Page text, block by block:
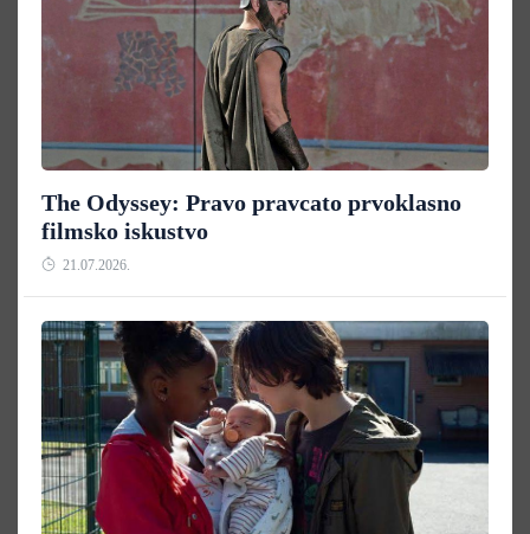
The Odyssey: Pravo pravcato prvoklasno
filmsko iskustvo
21.07.2026.